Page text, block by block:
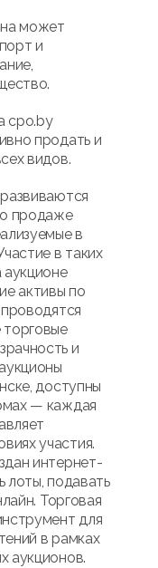
может
и
cpo.by
продать и
видов.
продаже
в
в таких
аукционе
активы по
торговые
и
доступны
— каждая
участия.
интернет-
лоты, подавать
Торговая
для
в рамках
аукционов.